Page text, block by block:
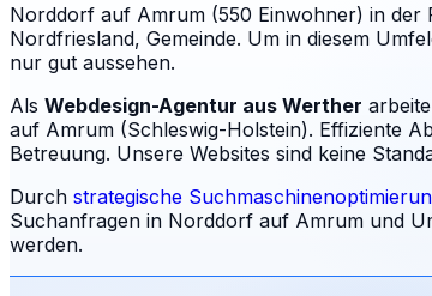
Norddorf auf Amrum (550 Einwohner) in der
Nordfriesland, Gemeinde. Um in diesem
nur gut aussehen.
Als Webdesign-Agentur aus Werther
auf Amrum (Schleswig-Holstein). Effiziente
Betreuung. Unsere Websites sind keine
Durch strategische
Suchanfragen in Norddorf auf Amrum und
werden.